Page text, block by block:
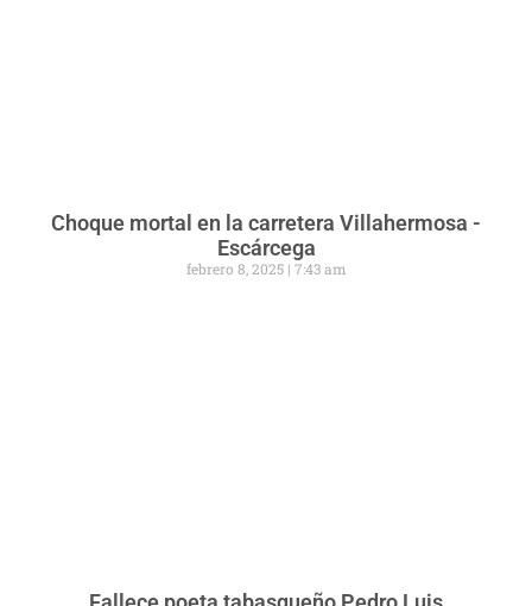
Choque mortal en la carretera Villahermosa -
Escárcega
febrero 8, 2025 7:43 am